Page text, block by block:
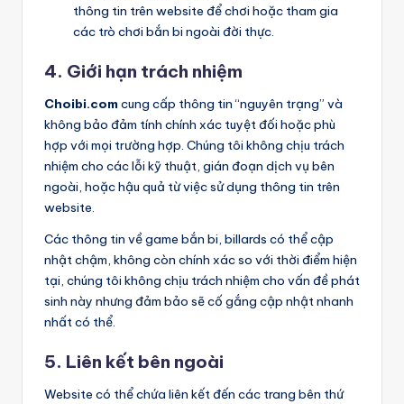
thông tin trên website để chơi hoặc tham gia
các trò chơi bắn bi ngoài đời thực.
4. Giới hạn trách nhiệm
Choibi.com cung cấp thông tin “nguyên trạng” và
không bảo đảm tính chính xác tuyệt đối hoặc phù
hợp với mọi trường hợp. Chúng tôi không chịu trách
nhiệm cho các lỗi kỹ thuật, gián đoạn dịch vụ bên
ngoài, hoặc hậu quả từ việc sử dụng thông tin trên
website.
Các thông tin về game bắn bi, billards có thể cập
nhật chậm, không còn chính xác so với thời điểm hiện
tại, chúng tôi không chịu trách nhiệm cho vấn đề phát
sinh này nhưng đảm bảo sẽ cố gắng cập nhật nhanh
nhất có thể.
5. Liên kết bên ngoài
Website có thể chứa liên kết đến các trang bên thứ